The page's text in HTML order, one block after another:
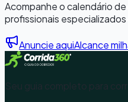
Acompanhe o calendário de
profissionais
Anuncie aquiAlcance
Seu guia completo para